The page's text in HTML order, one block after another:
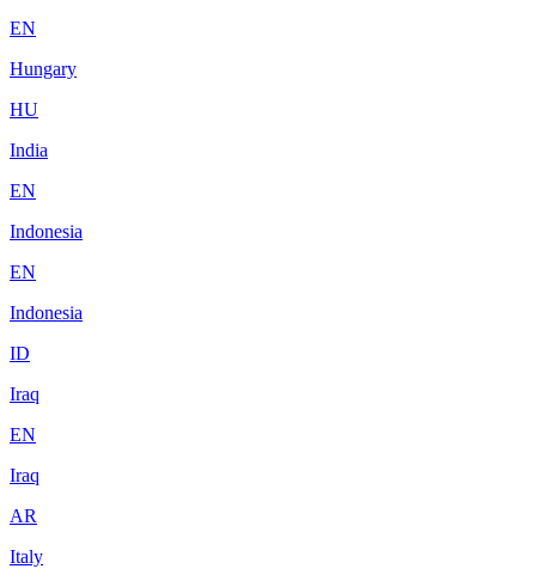
EN
Hungary
HU
India
EN
Indonesia
EN
Indonesia
ID
Iraq
EN
Iraq
AR
Italy